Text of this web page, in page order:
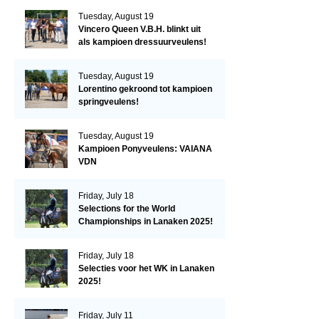
Tuesday, August 19
Vincero Queen V.B.H. blinkt uit
als kampioen dressuurveulens!
Tuesday, August 19
Lorentino gekroond tot kampioen
springveulens!
Tuesday, August 19
Kampioen Ponyveulens: VAIANA
VDN
Friday, July 18
Selections for the World
Championships in Lanaken 2025!
Friday, July 18
Selecties voor het WK in Lanaken
2025!
Friday, July 11